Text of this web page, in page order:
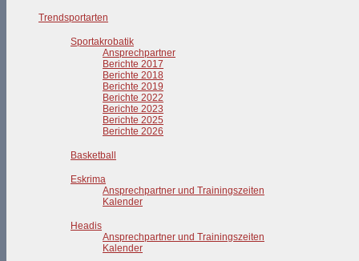
Trendsportarten
Sportakrobatik
Ansprechpartner
Berichte 2017
Berichte 2018
Berichte 2019
Berichte 2022
Berichte 2023
Berichte 2025
Berichte 2026
Basketball
Eskrima
Ansprechpartner und Trainingszeiten
Kalender
Headis
Ansprechpartner und Trainingszeiten
Kalender